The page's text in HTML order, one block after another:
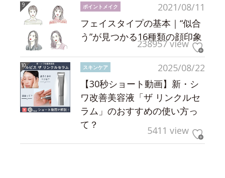
2021/08/11
ポイントメイク
フェイスタイプの基本｜“似合
う”が見つかる16種類の顔印象
238957 view
2025/08/22
スキンケア
【30秒ショート動画】新・シ
ワ改善美容液「ザ リンクルセ
ラム」のおすすめの使い方っ
て？
5411 view